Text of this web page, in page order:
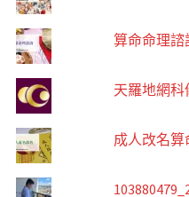
算命命理諮
天羅地網科
成人改名算